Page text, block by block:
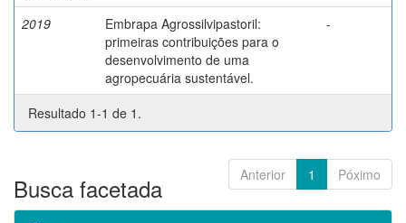
2019
Embrapa Agrossilvipastoril:
primeiras contribuições para o
desenvolvimento de uma
agropecuária sustentável.
-
Resultado 1-1 de 1.
Anterior 1 Póximo
Busca facetada